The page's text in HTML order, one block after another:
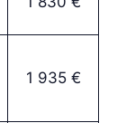
1 935 €